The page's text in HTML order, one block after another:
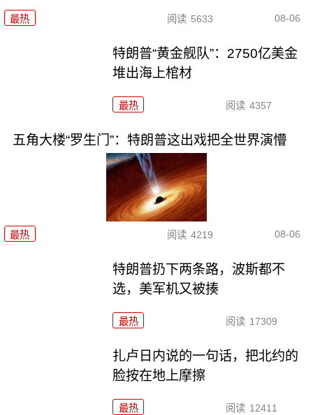
最热 阅读 5633 08-06
特朗普“黄金舰队”：2750亿美金
堆出海上棺材
最热 阅读 4357
五角大楼“罗生门”：特朗普这出戏把全世界演懵
最热 阅读 4219 08-06
特朗普扔下两条路，波斯都不
选，美军机又被揍
最热 阅读 17309
扎卢日内说的一句话，把北约的
脸按在地上摩擦
最热 阅读 12411